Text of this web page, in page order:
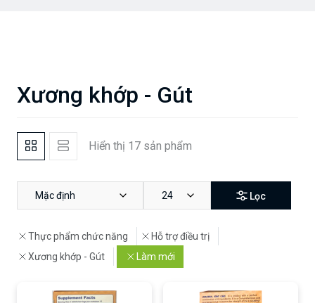
Xương khớp - Gút
Hiển thị 17 sản phẩm
Mặc định 24 Lọc
Thực phẩm chức năng
Hỗ trợ điều trị
Xương khớp - Gút
Làm mới